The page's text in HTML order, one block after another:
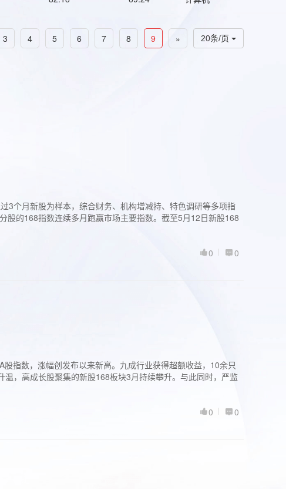
20条/页
3 4 5 6 7 8 9 »
3个月新股为样本，综合财务、机构增减持、特色调研等多项指
股的168指数连续多月跑赢市场主要指数。截至5月12日新股168
0
0
指数，涨幅创发布以来新高。九成行业获得超额收益，10余只
，高成长股聚集的新股168板块3月持续攀升。与此同时，严监
0
0